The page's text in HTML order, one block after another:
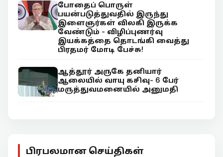
போதைப் பொருள்
பயன்படுத்துவதில் இருந்து
இளைஞர்கள் விலகி இருக்க
வேண்டும் - விழிப்புணர்வு
இயக்கத்தை தொடங்கி வைத்து
பிரதமர் மோடி பேச்சு!
ஆத்தூர் அருகே தனியார்
ஆலையில் வாயு கசிவு- 6 பேர்
மருத்துவமனையில் அனுமதி
பிரபலமான செய்திகள்